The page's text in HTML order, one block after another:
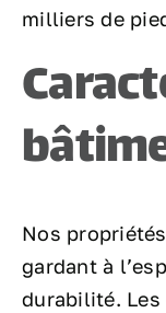
milliers de
Nos
gardant à
durabilité.